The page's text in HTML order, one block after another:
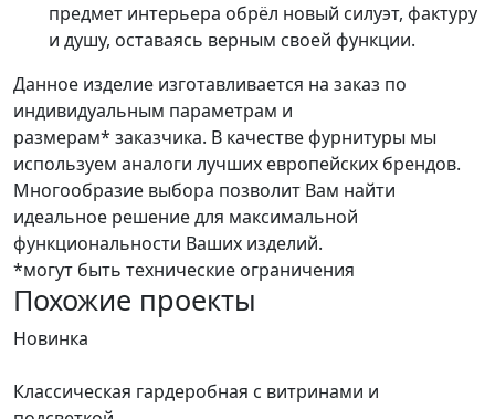
предмет интерьера обрёл новый силуэт, фактуру
и душу, оставаясь верным своей функции.
Данное изделие изготавливается на заказ по
индивидуальным параметрам и
размерам* заказчика. В качестве фурнитуры мы
используем аналоги лучших европейских брендов.
Многообразие выбора позволит Вам найти
идеальное решение для максимальной
функциональности Ваших изделий.
*могут быть технические ограничения
Похожие проекты
Новинка
Классическая гардеробная с витринами и